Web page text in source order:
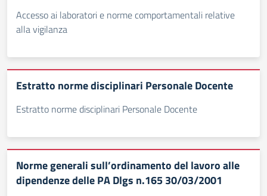
Accesso ai laboratori e norme comportamentali relative
alla vigilanza
Estratto norme disciplinari Personale Docente
Estratto norme disciplinari Personale Docente
Norme generali sull’ordinamento del lavoro alle
dipendenze delle PA Dlgs n.165 30/03/2001